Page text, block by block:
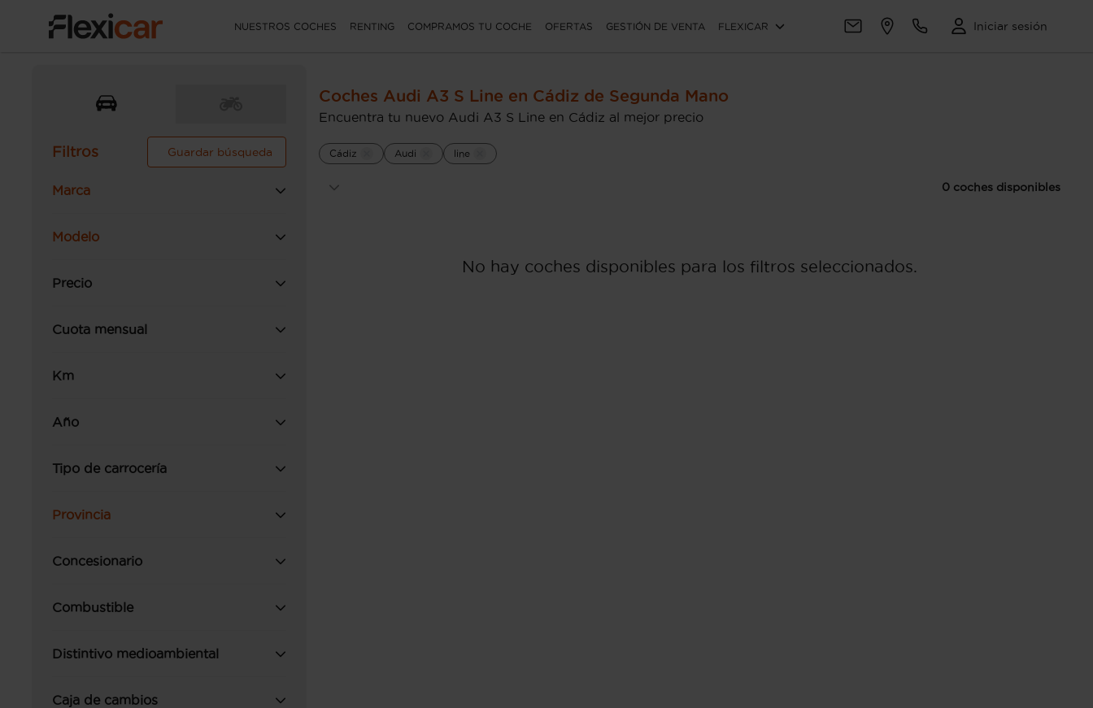
NUESTROS COCHES RENTING COMPRAMOS TU COCHE OFERTAS GESTIÓN DE VENTA FLEXICAR Iniciar sesión
Filtros Guardar búsqueda
Marca
Modelo
Precio
Cuota mensual
Km
Año
Tipo de carrocería
Provincia
Concesionario
Combustible
Distintivo medioambiental
Caja de cambios
Coches Audi A3 S Line en Cádiz de Segunda Mano
Encuentra tu nuevo Audi A3 S Line en Cádiz al mejor precio
Cádiz Audi line
0 coches disponibles
No hay coches disponibles para los filtros seleccionados.